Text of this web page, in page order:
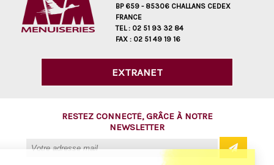
BP 659 - 85306 CHALLANS CEDEX
FRANCE
TEL : 02 51 93 32 84
FAX : 02 51 49 19 16
EXTRANET
RESTEZ CONNECTÉ, GRÂCE À NOTRE
NEWSLETTER